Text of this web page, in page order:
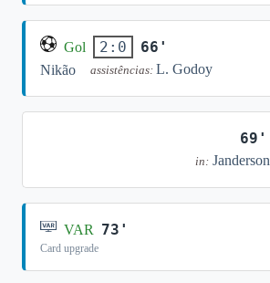
Gol 2:0 66'
Nikão assistências: L. Godoy
69'
in: Janderson
VAR 73'
Card upgrade